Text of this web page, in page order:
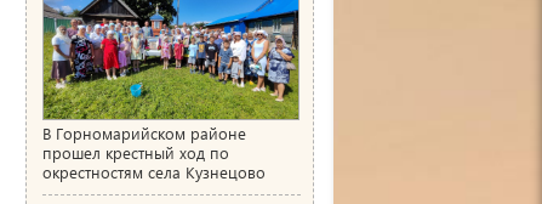
В Горномарийском районе
прошел крестный ход по
окрестностям села Кузнецово